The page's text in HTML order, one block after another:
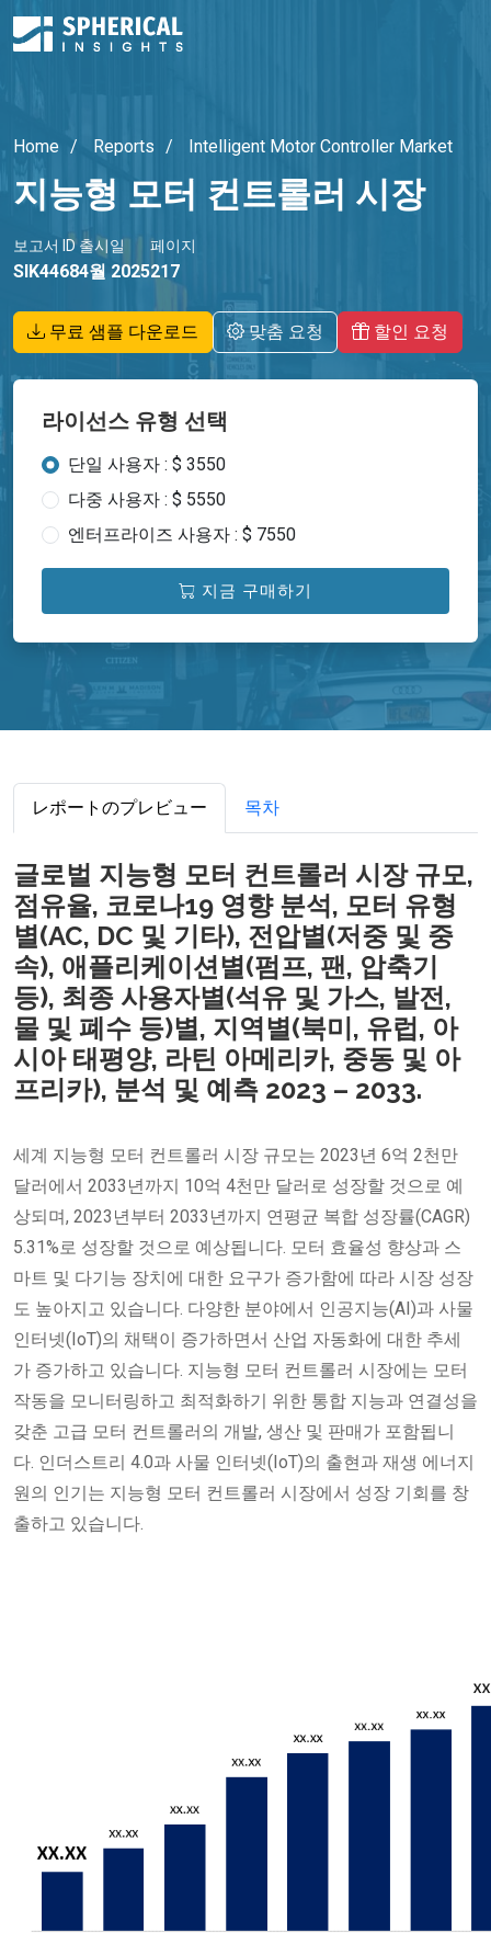
Home Reports Intelligent Motor Controller Market
지능형 모터 컨트롤러 시장
보고서 ID
SIK4468
출시일
4월 2025
페이지
217
무료 샘플 다운로드 맞춤 요청 할인 요청
라이선스 유형 선택
단일 사용자 : $ 3550
다중 사용자 : $ 5550
엔터프라이즈 사용자 : $ 7550
지금 구매하기
レポートのプレビュー 목차
글로벌 지능형 모터 컨트롤러 시장 규모,
점유율, 코로나19 영향 분석, 모터 유형
별(AC, DC 및 기타), 전압별(저중 및 중
속), 애플리케이션별(펌프, 팬, 압축기
등), 최종 사용자별(석유 및 가스, 발전,
물 및 폐수 등)별, 지역별(북미, 유럽, 아
시아 태평양, 라틴 아메리카, 중동 및 아
프리카), 분석 및 예측 2023 – 2033.
세계 지능형 모터 컨트롤러 시장 규모는 2023년 6억 2천만
달러에서 2033년까지 10억 4천만 달러로 성장할 것으로 예
상되며, 2023년부터 2033년까지 연평균 복합 성장률(CAGR)
5.31%로 성장할 것으로 예상됩니다. 모터 효율성 향상과 스
마트 및 다기능 장치에 대한 요구가 증가함에 따라 시장 성장
도 높아지고 있습니다. 다양한 분야에서 인공지능(AI)과 사물
인터넷(IoT)의 채택이 증가하면서 산업 자동화에 대한 추세
가 증가하고 있습니다. 지능형 모터 컨트롤러 시장에는 모터
작동을 모니터링하고 최적화하기 위한 통합 지능과 연결성을
갖춘 고급 모터 컨트롤러의 개발, 생산 및 판매가 포함됩니
다. 인더스트리 4.0과 사물 인터넷(IoT)의 출현과 재생 에너지
원의 인기는 지능형 모터 컨트롤러 시장에서 성장 기회를 창
출하고 있습니다.